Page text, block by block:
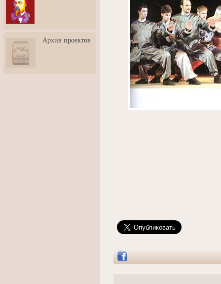
3: Обусловленности
человека и их влияние на
карьеру
скульптором Дмитрием
Тугариновым
АртБульвар в День города
Архив проектов